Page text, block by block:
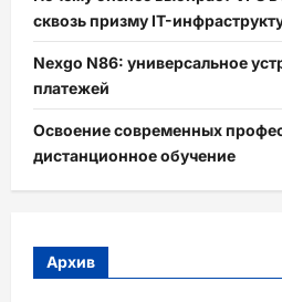
сквозь призму IT-
Nexgo N86: универсальное
платежей
Освоение современных
дистанционное обучение
Архив